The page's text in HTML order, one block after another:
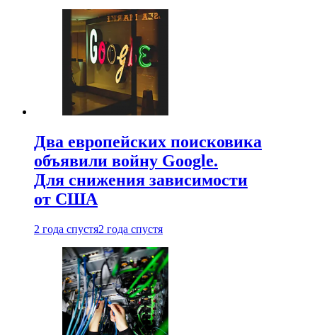
Два европейских поисковика
объявили войну Google.
Для снижения зависимости
от США
2 года спустя2 года спустя